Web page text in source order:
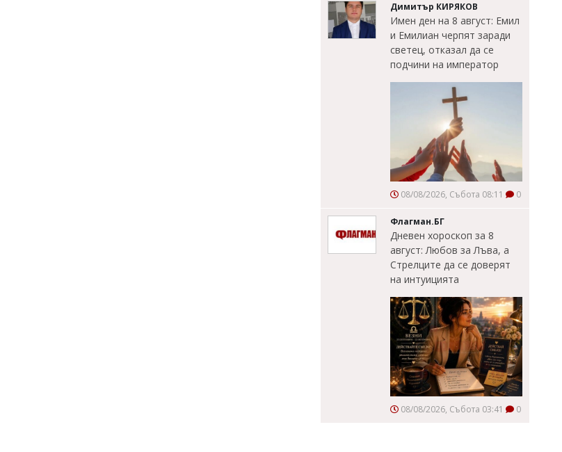
Димитър КИРЯКОВ
Имен ден на 8 август: Емил
и Емилиан черпят заради
светец, отказал да се
подчини на император
08/08/2026, Събота 08:11 0
Флагман.БГ
Дневен хороскоп за 8
август: Любов за Лъва, а
Стрелците да се доверят
на интуицията
08/08/2026, Събота 03:41 0